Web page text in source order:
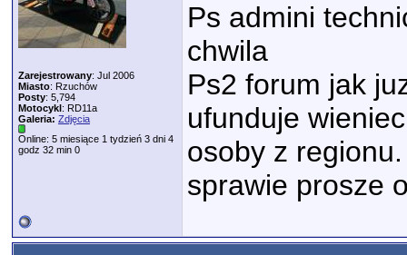
Zarejestrowany: Jul 2006
Miasto: Rzuchów
Posty: 5,794
Motocykl: RD11a
Galeria: Zdjęcia
Online: 5 miesiące 1 tydzień 3 dni 4
godz 32 min 0
Ps admini
chwila
Ps2 forum jak
ufunduje
osoby z
sprawie prosze